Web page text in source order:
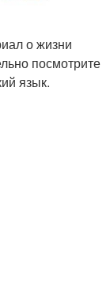
о жизни
посмотрите
язык.